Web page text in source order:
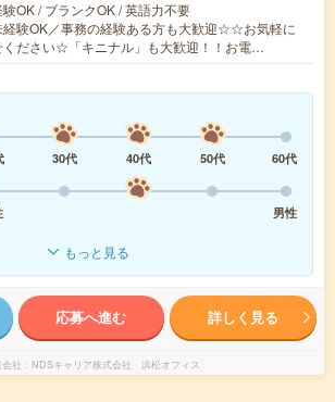
OK / ブランクOK / 英語力不要
経験OK／事務の経験ある方も大歓迎☆☆お気軽に
ください☆「キニナル」も大歓迎！！お電…
30代 40代 50代
60代
男性
もっと見る
応募へ進む 詳しく見る
社 NDSキャリア株式会社 浜松オフィス